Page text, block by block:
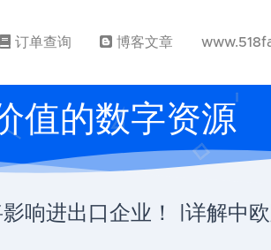
订单查询 博客文章
值的数字资源
响进出口企业！ |详解中